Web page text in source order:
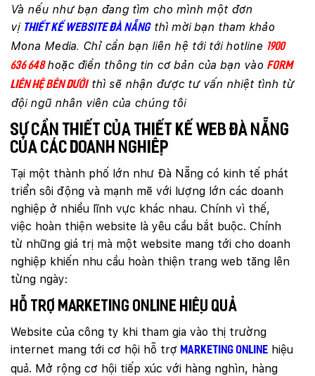
Và nếu như bạn đang tìm cho mình một đơn
vị Thiết kế website Đà Nẵngthì mời bạn tham khảo
Mona Media. Chỉ cần bạn liên hệ tới tới hotline 1900
636 648 hoặc điền thông tin cơ bản của bạn vào Form
liên hệ bên dướithì sẽ nhận được tư vấn nhiệt tình từ
đội ngũ nhân viên của chúng tôi
Sự cần thiết của thiết kế web Đà Nẵng
của các doanh nghiệp
Tại một thành phố lớn như Đà Nẵng có kinh tế phát
triển sôi động và mạnh mẽ với lượng lớn các doanh
nghiệp ở nhiều lĩnh vực khác nhau. Chính vì thế,
việc hoàn thiện website là yêu cầu bắt buộc. Chính
từ những giá trị mà một website mang tới cho doanh
nghiệp khiến nhu cầu hoàn thiện trang web tăng lên
từng ngày:
Hỗ trợ marketing online hiệu quả
Website của công ty khi tham gia vào thị trường
internet mang tới cơ hội hỗ trợ marketing online hiệu
quả. Mở rộng cơ hội tiếp xúc với hàng nghìn, hàng